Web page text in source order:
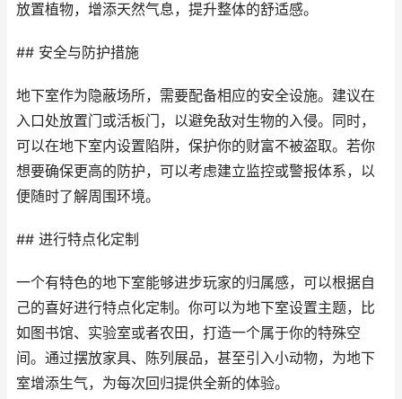
放置植物，增添天然气息，提升整体的舒适感。
## 安全与防护措施
地下室作为隐蔽场所，需要配备相应的安全设施。建议在
入口处放置门或活板门，以避免敌对生物的入侵。同时，
可以在地下室内设置陷阱，保护你的财富不被盗取。若你
想要确保更高的防护，可以考虑建立监控或警报体系，以
便随时了解周围环境。
## 进行特点化定制
一个有特色的地下室能够进步玩家的归属感，可以根据自
己的喜好进行特点化定制。你可以为地下室设置主题，比
如图书馆、实验室或者农田，打造一个属于你的特殊空
间。通过摆放家具、陈列展品，甚至引入小动物，为地下
室增添生气，为每次回归提供全新的体验。